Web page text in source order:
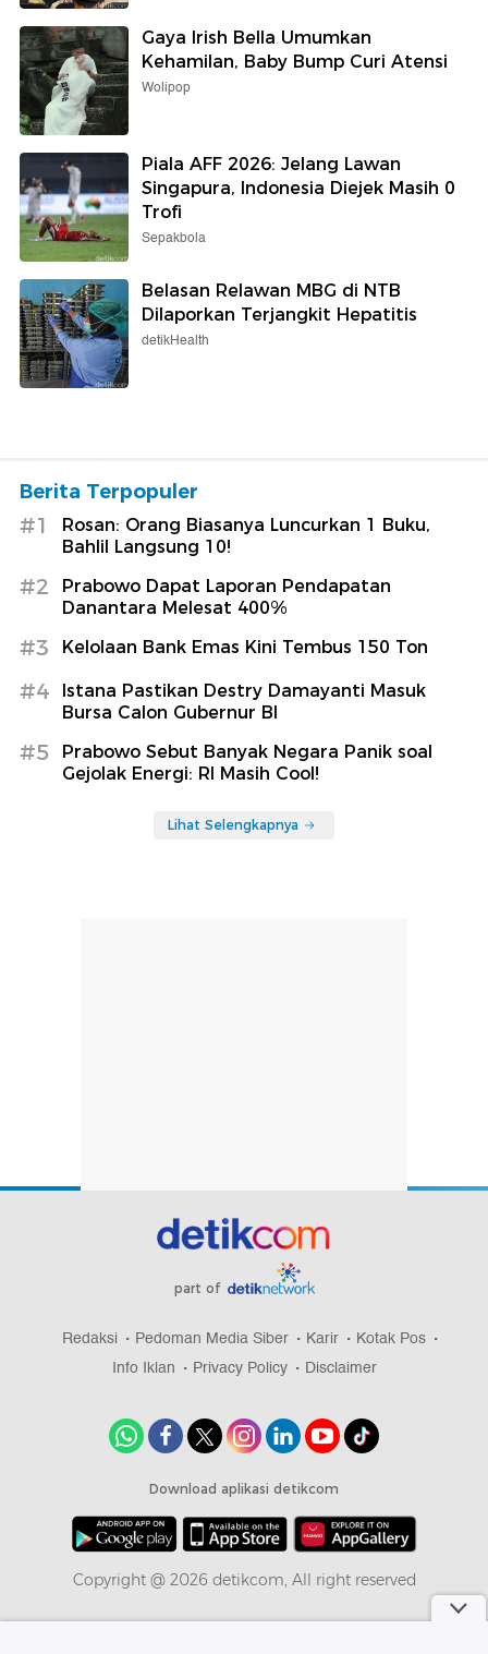
Gaya Irish Bella Umumkan
Kehamilan, Baby Bump Curi Atensi
Wolipop
Piala AFF 2026: Jelang Lawan
Singapura, Indonesia Diejek Masih 0
Trofi
Sepakbola
Belasan Relawan MBG di NTB
Dilaporkan Terjangkit Hepatitis
detikHealth
Berita Terpopuler
#1
Rosan: Orang Biasanya Luncurkan 1 Buku,
Bahlil Langsung 10!
#2
Prabowo Dapat Laporan Pendapatan
Danantara Melesat 400%
#3 Kelolaan Bank Emas Kini Tembus 150 Ton
#4
Istana Pastikan Destry Damayanti Masuk
Bursa Calon Gubernur BI
#5
Prabowo Sebut Banyak Negara Panik soal
Gejolak Energi: RI Masih Cool!
Lihat Selengkapnya
part of
Redaksi Pedoman Media Siber Karir
Kotak Pos
Info Iklan
Privacy Policy Disclaimer
Download aplikasi detikcom
Copyright @ 2026 detikcom, All right reserved